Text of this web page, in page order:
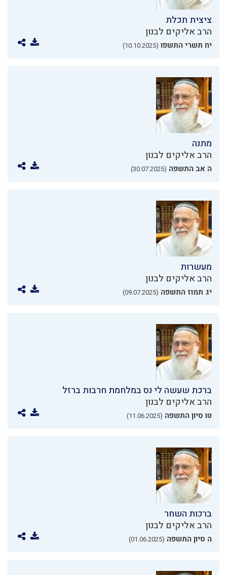
ציצית תכלת
הרב אליקים לבנון
יח תשרי התשפו (10.10.2025)
מתנה
הרב אליקים לבנון
ה אב התשפה (30.07.2025)
מעשרות
הרב אליקים לבנון
יג תמוז התשפה (09.07.2025)
ברכת שעשה לי נס במלחמת חרבות ברזל
הרב אליקים לבנון
טו סיון התשפה (11.06.2025)
ברכות השחר
הרב אליקים לבנון
ה סיון התשפה (01.06.2025)